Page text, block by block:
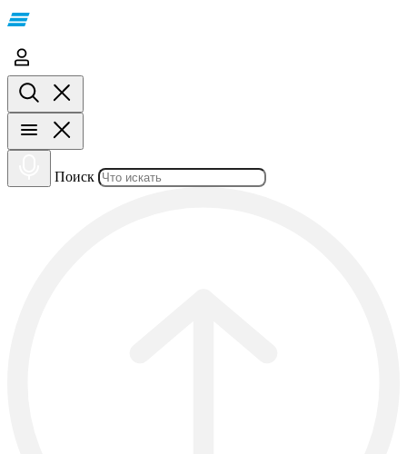
Поиск